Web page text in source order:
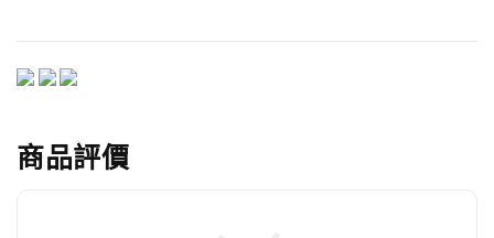
商品評價